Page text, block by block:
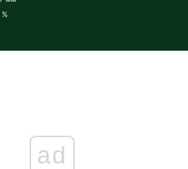
%
ad